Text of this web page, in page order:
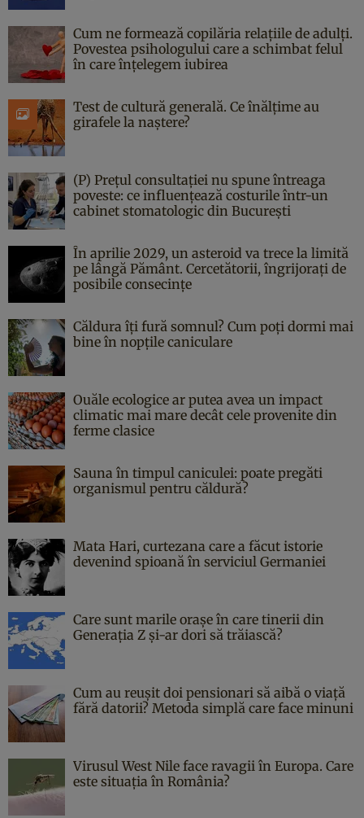
Cum ne formează copilăria relațiile de adulți.
Povestea psihologului care a schimbat felul
în care înțelegem iubirea
Test de cultură generală. Ce înălțime au
girafele la naștere?
(P) Prețul consultației nu spune întreaga
poveste: ce influențează costurile într-un
cabinet stomatologic din București
În aprilie 2029, un asteroid va trece la limită
pe lângă Pământ. Cercetătorii, îngrijorați de
posibile consecințe
Căldura îți fură somnul? Cum poți dormi mai
bine în nopțile caniculare
Ouăle ecologice ar putea avea un impact
climatic mai mare decât cele provenite din
ferme clasice
Sauna în timpul caniculei: poate pregăti
organismul pentru căldură?
Mata Hari, curtezana care a făcut istorie
devenind spioană în serviciul Germaniei
Care sunt marile orașe în care tinerii din
Generația Z și-ar dori să trăiască?
Cum au reușit doi pensionari să aibă o viață
fără datorii? Metoda simplă care face minuni
Virusul West Nile face ravagii în Europa. Care
este situația în România?